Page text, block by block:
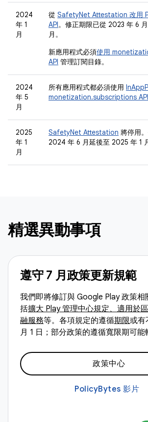
2024
年 1
月
從 SafetyNet Attestation 改用
API。修正期限已從 2023 年 6
月。
新應用程式必須使用
API 管理訂閱目錄。
2024
年 5
月
所有應用程式都必須使用
monetization.subscriptions API
2025
年 1
月
SafetyNet Attestation 將停用
2024 年 6 月延後至 2025 年 1
精選異動事項
遵守 7 月政策更新規範
我們即將修訂與 Google Play 政策相
括擴大 Play 管理中心規定、適用於
融服務等。各項規定的遵循期限或有
月 1 日；部分政策的遵循寬限期可能
政策中心
PolicyBytes 影片